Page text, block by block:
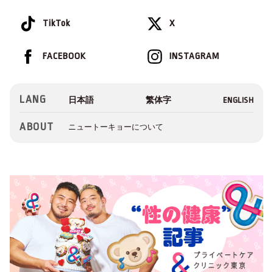
TikTok X
INSTAGRAM
FACEBOOK
LANG
ABOUT ニュートーキョーについて